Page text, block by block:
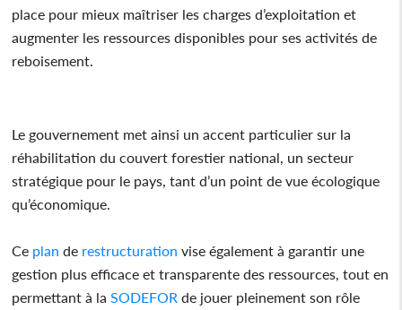
place pour mieux maîtriser les charges d’exploitation et
augmenter les ressources disponibles pour ses activités de
reboisement.
Le gouvernement met ainsi un accent particulier sur la
réhabilitation du couvert forestier national, un secteur
stratégique pour le pays, tant d’un point de vue écologique
qu’économique.
Ce plan de restructuration vise également à garantir une
gestion plus efficace et transparente des ressources, tout en
permettant à la SODEFOR de jouer pleinement son rôle